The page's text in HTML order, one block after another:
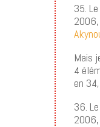
35.
Mais
4
en
36.